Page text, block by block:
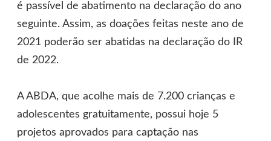
é passível de abatimento na declaração do ano
seguinte. Assim, as doações feitas neste ano de
2021 poderão ser abatidas na declaração do IR
de 2022.
A ABDA, que acolhe mais de 7.200 crianças e
adolescentes gratuitamente, possui hoje 5
projetos aprovados para captação nas